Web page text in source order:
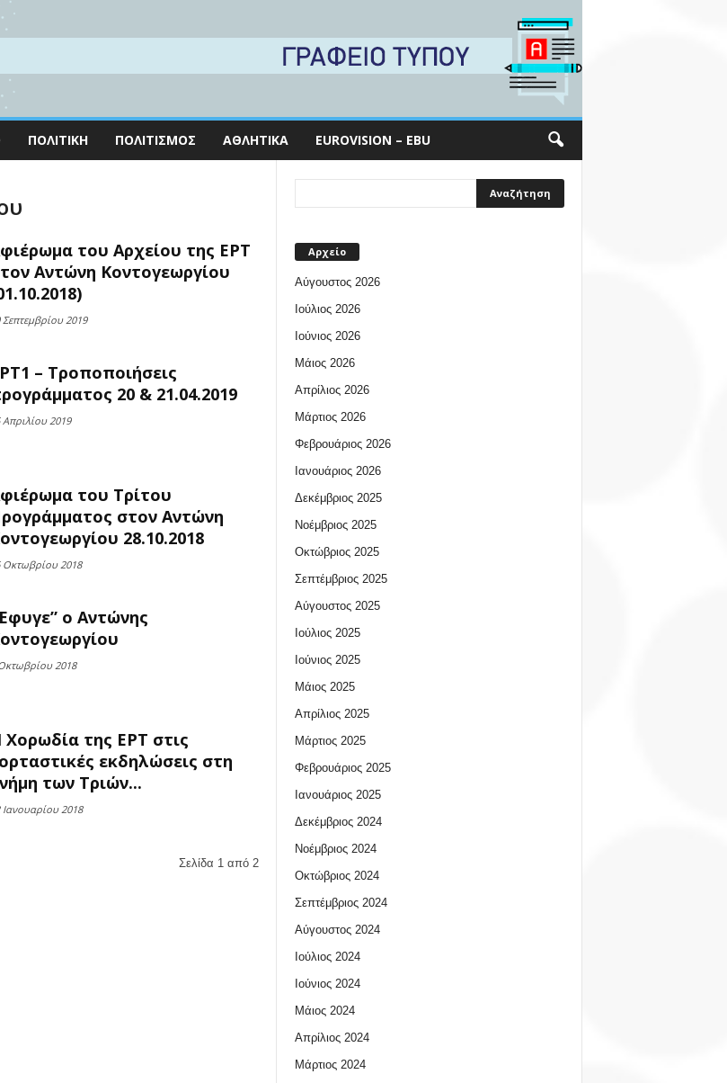
ΠΟΛΙΤΙΚΉ ΠΟΛΙΤΙΣΜΌΣ ΑΘΛΗΤΙΚΆ EUROVISION – EBU
του Αρχείου της ΕΡΤ
Αντώνη Κοντογεωργίου
Σεπτεμβρίου 2019
– Τροποποιήσεις
20 & 21.04.2019
Απριλίου 2019
του Τρίτου
στον Αντώνη
28.10.2018
Οκτωβρίου 2018
ο Αντώνης
2018
Χορωδία της ΕΡΤ στις
εκδηλώσεις στη
των Τριών...
Ιανουαρίου 2018
Σελίδα 1 από 2
Αρχείο
Αύγουστος 2026
Ιούλιος 2026
Ιούνιος 2026
Μάιος 2026
Απρίλιος 2026
Μάρτιος 2026
Φεβρουάριος 2026
Ιανουάριος 2026
Δεκέμβριος 2025
Νοέμβριος 2025
Οκτώβριος 2025
Σεπτέμβριος 2025
Αύγουστος 2025
Ιούλιος 2025
Ιούνιος 2025
Μάιος 2025
Απρίλιος 2025
Μάρτιος 2025
Φεβρουάριος 2025
Ιανουάριος 2025
Δεκέμβριος 2024
Νοέμβριος 2024
Οκτώβριος 2024
Σεπτέμβριος 2024
Αύγουστος 2024
Ιούλιος 2024
Ιούνιος 2024
Μάιος 2024
Απρίλιος 2024
Μάρτιος 2024